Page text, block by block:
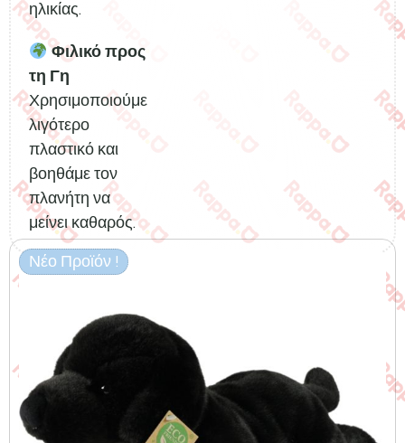
ηλικίας.
Φιλικό προς
τη Γη
Χρησιμοποιούμε
λιγότερο
πλαστικό και
βοηθάμε τον
πλανήτη να
μείνει καθαρός.
Σχετικά προϊόντα
Νέο Προϊόν !